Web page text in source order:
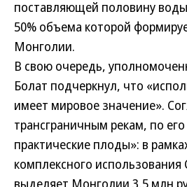
поставляющей половину
50% объема которой
Монголии.
В свою очередь,
Болат подчеркнул, что
имеет мировое значение».
трансграничным рекам, по
практические плоды»: в
комплексного использования
выделяет Монголии 3,5 млн